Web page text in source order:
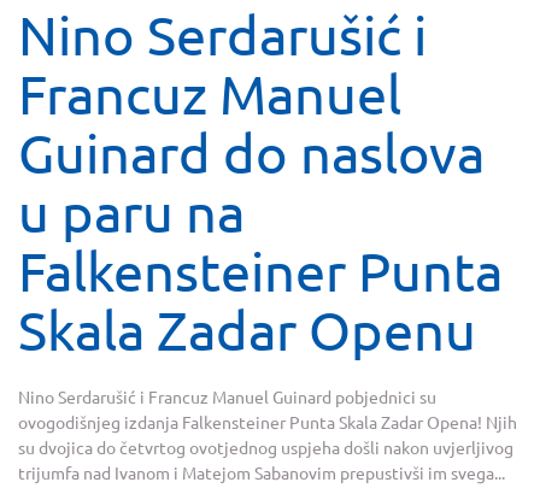
Nino Serdarušić i
Francuz Manuel
Guinard do naslova
u paru na
Falkensteiner Punta
Skala Zadar Openu
Nino Serdarušić i Francuz Manuel Guinard pobjednici su
ovogodišnjeg izdanja Falkensteiner Punta Skala Zadar Opena! Njih
su dvojica do četvrtog ovotjednog uspjeha došli nakon uvjerljivog
trijumfa nad Ivanom i Matejom Sabanovim prepustivši im svega...